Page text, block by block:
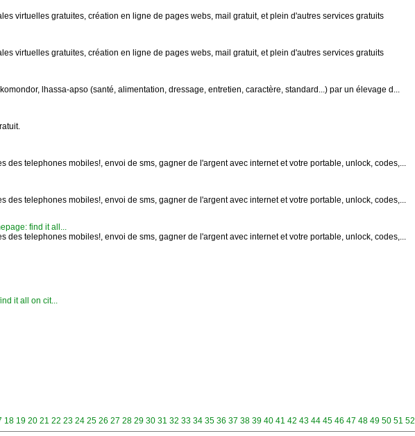
virtuelles gratuites, création en ligne de pages webs, mail gratuit, et plein d'autres services gratuits
virtuelles gratuites, création en ligne de pages webs, mail gratuit, et plein d'autres services gratuits
lhassa-apso (santé, alimentation, dressage, entretien, caractère, standard...) par un élevage d...
des telephones mobiles!, envoi de sms, gagner de l'argent avec internet et votre portable, unlock, codes,...
des telephones mobiles!, envoi de sms, gagner de l'argent avec internet et votre portable, unlock, codes,...
find it all...
des telephones mobiles!, envoi de sms, gagner de l'argent avec internet et votre portable, unlock, codes,...
it all on cit...
18 19 20 21 22 23 24 25 26 27 28 29 30 31 32 33 34 35 36 37 38 39 40 41 42 43 44 45 46 47 48 49 50 51 52